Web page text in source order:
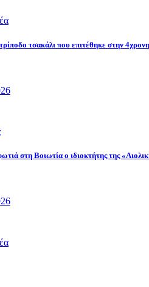
τσακάλι που επιτέθηκε στην 4χρονη
στη Βοιωτία ο ιδιοκτήτης της